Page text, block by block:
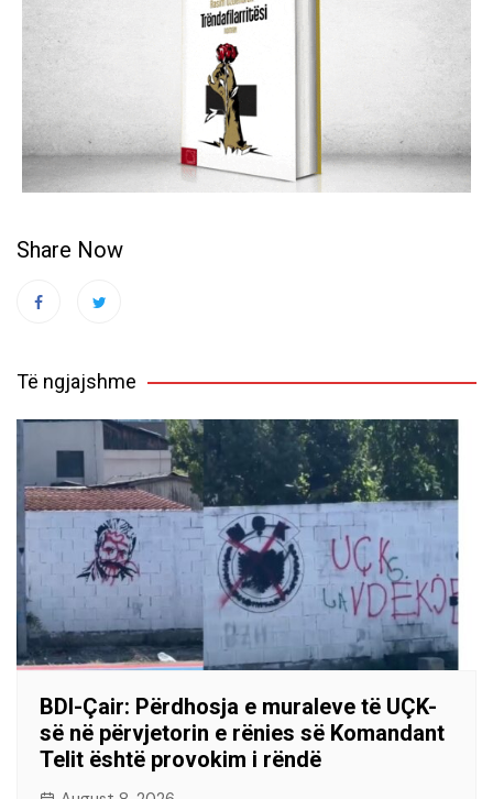
Share Now
Të ngjajshme
BDI-Çair: Përdhosja e muraleve të UÇK-
së në përvjetorin e rënies së Komandant
Telit është provokim i rëndë